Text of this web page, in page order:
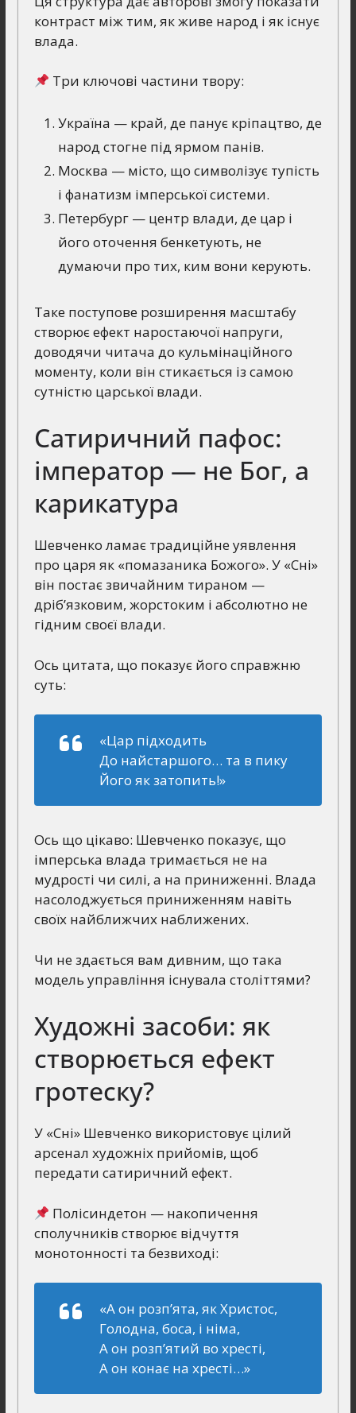
контраст між тим, як живе народ і як існує
влада.
Три ключові частини твору:
Україна — край, де панує кріпацтво, де
народ стогне під ярмом панів.
Москва — місто, що символізує тупість
і фанатизм імперської системи.
Петербург — центр влади, де цар і
його оточення бенкетують, не
думаючи про тих, ким вони керують.
Таке поступове розширення масштабу
створює ефект наростаючої напруги,
доводячи читача до кульмінаційного
моменту, коли він стикається із самою
сутністю царської влади.
Сатиричний пафос:
імператор — не Бог, а
карикатура
Шевченко ламає традиційне уявлення
про царя як «помазаника Божого». У «Сні»
він постає звичайним тираном —
дріб’язковим, жорстоким і абсолютно не
гідним своєї влади.
Ось цитата, що показує його справжню
суть:
«Цар підходить
До найстаршого… та в пику
Його як затопить!»
Ось що цікаво: Шевченко показує, що
імперська влада тримається не на
мудрості чи силі, а на приниженні. Влада
насолоджується приниженням навіть
своїх найближчих наближених.
Чи не здається вам дивним, що така
модель управління існувала століттями?
Художні засоби: як
створюється ефект
гротеску?
У «Сні» Шевченко використовує цілий
арсенал художніх прийомів, щоб
передати сатиричний ефект.
Полісиндетон — накопичення
сполучників створює відчуття
монотонності та безвиході:
«А он розп’ята, як Христос,
Голодна, боса, і німа,
А он розп’ятий во хресті,
А он конає на хресті…»